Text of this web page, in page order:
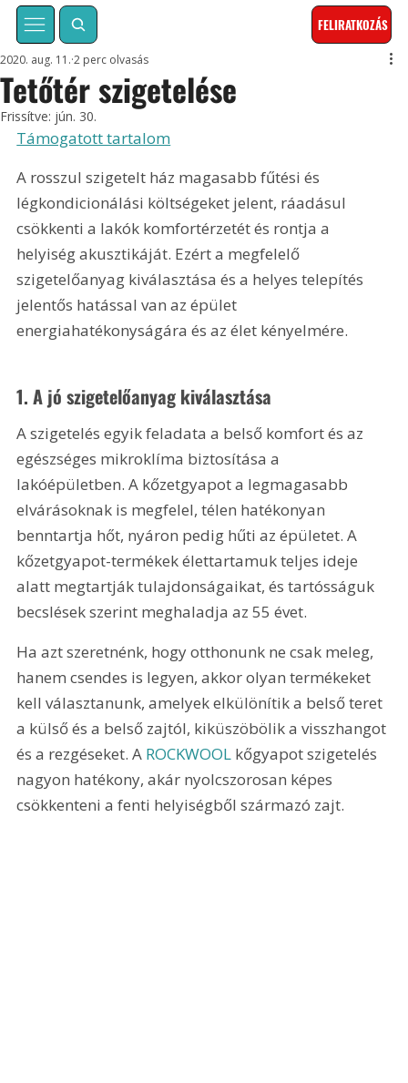
FELIRATKOZÁS
Tetőtér szigetelése
2020. aug. 11. 2 perc olvasás
Frissítve: jún. 30.
Támogatott tartalom
A rosszul szigetelt ház magasabb fűtési és
légkondicionálási költségeket jelent, ráadásul
csökkenti a lakók komfortérzetét és rontja a
helyiség akusztikáját. Ezért a megfelelő
szigetelőanyag kiválasztása és a helyes telepítés
jelentős hatással van az épület
energiahatékonyságára és az élet kényelmére.
1. A jó szigetelőanyag kiválasztása
A szigetelés egyik feladata a belső komfort és az
egészséges mikroklíma biztosítása a
lakóépületben. A kőzetgyapot a legmagasabb
elvárásoknak is megfelel, télen hatékonyan
benntartja hőt, nyáron pedig hűti az épületet. A
kőzetgyapot-termékek élettartamuk teljes ideje
alatt megtartják tulajdonságaikat, és tartósságuk
becslések szerint meghaladja az 55 évet.
Ha azt szeretnénk, hogy otthonunk ne csak meleg,
hanem csendes is legyen, akkor olyan termékeket
kell választanunk, amelyek elkülönítik a belső teret
a külső és a belső zajtól, kiküszöbölik a visszhangot
és a rezgéseket. A ROCKWOOL kőgyapot szigetelés
nagyon hatékony, akár nyolcszorosan képes
csökkenteni a fenti helyiségből származó zajt.